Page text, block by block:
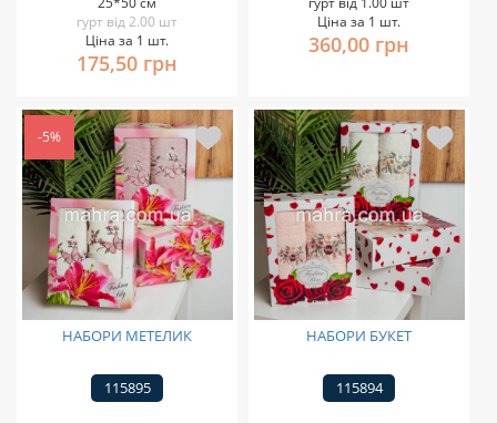
гурт від 2.00 шт
Ціна за 1 шт.
175,50 грн
Ціна за 1 шт.
360,00 грн
-5%
НАБОРИ МЕТЕЛИК
115895
НАБОРИ БУКЕТ
115894